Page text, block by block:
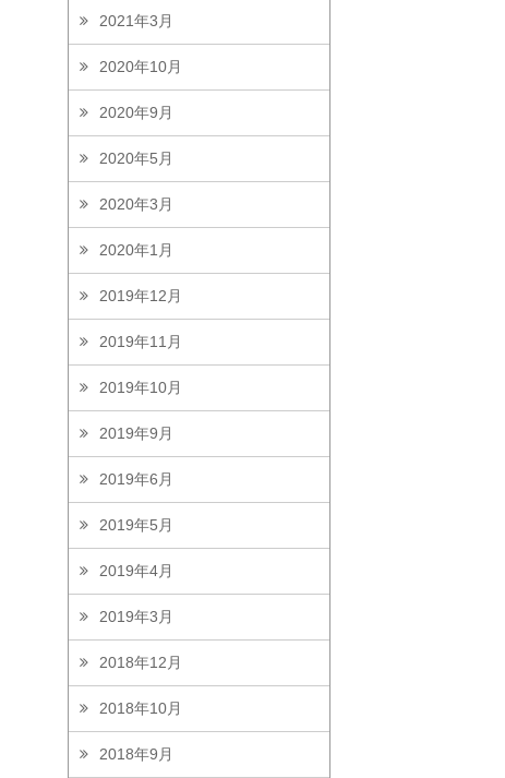
2021年3月
2020年10月
2020年9月
2020年5月
2020年3月
2020年1月
2019年12月
2019年11月
2019年10月
2019年9月
2019年6月
2019年5月
2019年4月
2019年3月
2018年12月
2018年10月
2018年9月